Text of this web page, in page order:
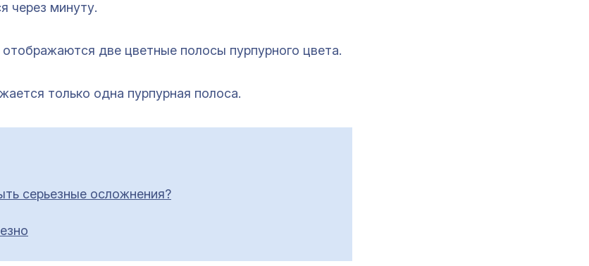
через минуту.
две цветные полосы пурпурного цвета.
только одна пурпурная полоса.
серьезные осложнения?